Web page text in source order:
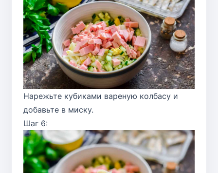
Нарежьте кубиками вареную колбасу и
добавьте в миску.
Шаг 6: